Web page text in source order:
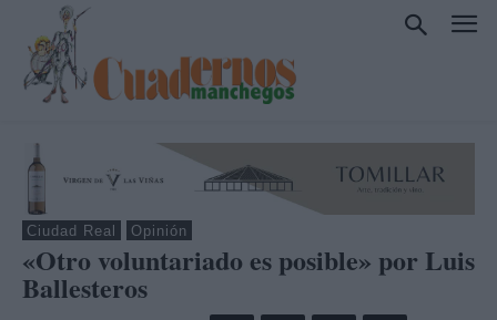
Ciudad Real Opinión
«Otro voluntariado es posible» por Luis
Ballesteros